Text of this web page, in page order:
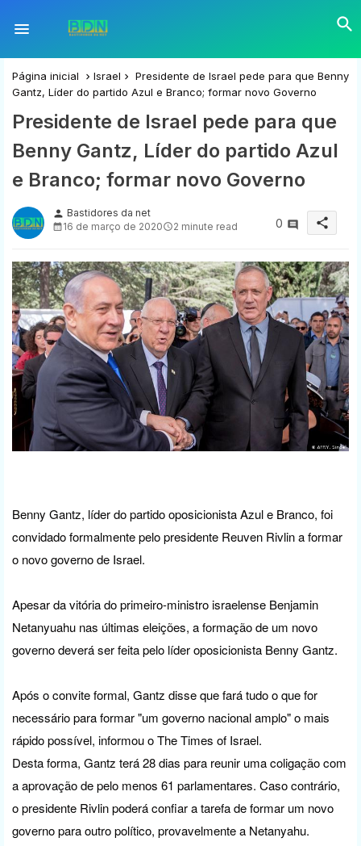
Página inicial Israel
Presidente de Israel pede para que Benny
Gantz, Líder do partido Azul e Branco; formar novo Governo
Presidente de Israel pede para que
Benny Gantz, Líder do partido Azul
e Branco; formar novo Governo
person Bastidores da net
16 de março de 2020
2 minute read 0 share
Benny Gantz, líder do partido oposicionista Azul e Branco, foi
convidado formalmente pelo presidente Reuven Rivlin a formar
o novo governo de Israel.
Apesar da vitória do primeiro-ministro israelense Benjamin
Netanyuahu nas últimas eleições, a formação de um novo
governo deverá ser feita pelo líder oposicionista Benny Gantz.
Após o convite formal, Gantz disse que fará tudo o que for
necessário para formar "um governo nacional amplo" o mais
rápido possível, informou o The Times of Israel.
Desta forma, Gantz terá 28 dias para reunir uma coligação com
a aprovação de pelo menos 61 parlamentares. Caso contrário,
o presidente Rivlin poderá confiar a tarefa de formar um novo
governo para outro político, provavelmente a Netanyahu.